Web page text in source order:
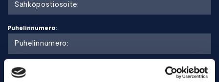
Edut
Poikkeuksellinen korroosionkestävyys pelkistävissä hapoissa
Erittäin korkea kestävyys kloridi- ja prosessiympäristöissä
Kevyt paino yhdistettynä hyvään mekaaniseen lujuuteen
Puhelinnumero:
Maa: